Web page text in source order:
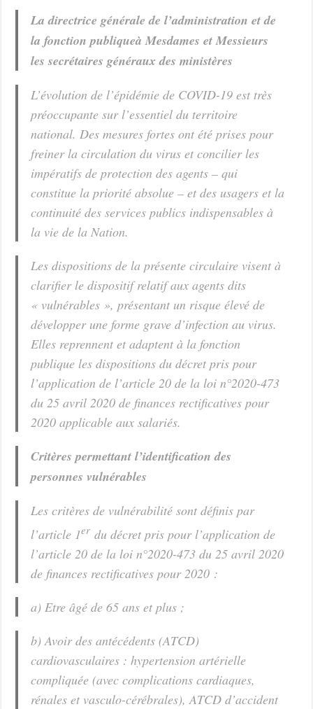
La directrice générale de l’administration et de
la fonction publiqueà Mesdames et Messieurs
les secrétaires généraux des ministères
L’évolution de l’épidémie de COVID-19 est très
préoccupante sur l’essentiel du territoire
national. Des mesures fortes ont été prises pour
freiner la circulation du virus et concilier les
impératifs de protection des agents – qui
constitue la priorité absolue – et des usagers et la
continuité des services publics indispensables à
la vie de la Nation.
Les dispositions de la présente circulaire visent à
clarifier le dispositif relatif aux agents dits
« vulnérables », présentant un risque élevé de
développer une forme grave d’infection au virus.
Elles reprennent et adaptent à la fonction
publique les dispositions du décret pris pour
l’application de l’article 20 de la loi n°2020-473
du 25 avril 2020 de finances rectificatives pour
2020 applicable aux salariés.
Critères permettant l’identification des
personnes vulnérables
Les critères de vulnérabilité sont définis par
l’article 1er du décret pris pour l’application de
l’article 20 de la loi n°2020-473 du 25 avril 2020
de finances rectificatives pour 2020 :
a) Etre âgé de 65 ans et plus ;
b) Avoir des antécédents (ATCD)
cardiovasculaires : hypertension artérielle
compliquée (avec complications cardiaques,
rénales et vasculo-cérébrales), ATCD d’accident